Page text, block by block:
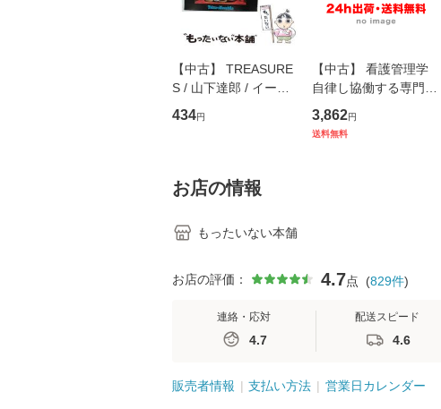
【中古】 TREASURE
S / 山下達郎 / イース
トウエスト・ジャパン
[CD]【メール便送料無
434円
【中古】 看護管理学
自律し協働する専門職
の看護マネジメントス
キル 改訂第3版 (看護
3,862円
送料無料
お店の情報
もったいない本舗
お店の評価： 4.7点 (829件)
連絡・応対
4.7
配送スピード
4.6
販売者情報 支払い方法 営業日カレンダー